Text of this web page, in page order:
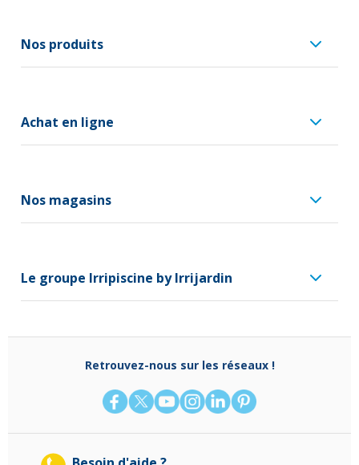
Nos produits
Achat en ligne
Nos magasins
Le groupe Irripiscine by Irrijardin
Retrouvez-nous sur les réseaux !